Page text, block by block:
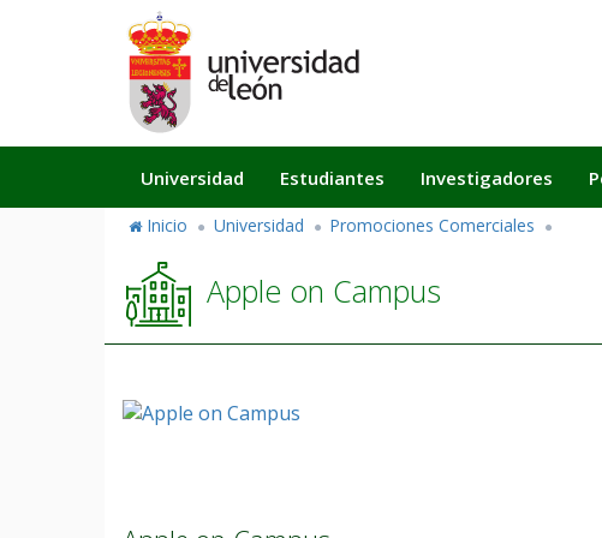
Navegación
principal
Universidad Estudiantes Investigadores
Inicio Universidad Promociones Comerciales
Apple on Campus